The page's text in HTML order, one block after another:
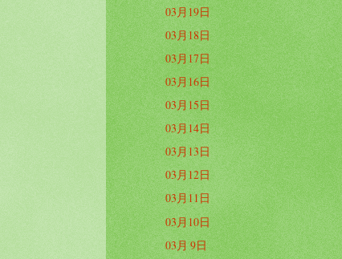
03月19日
03月18日
03月17日
03月16日
03月15日
03月14日
03月13日
03月12日
03月11日
03月10日
03月 9日